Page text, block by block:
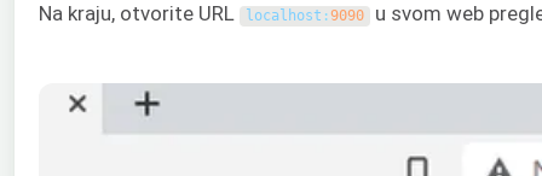
Na kraju, otvorite URL localhost :9090 u svom web